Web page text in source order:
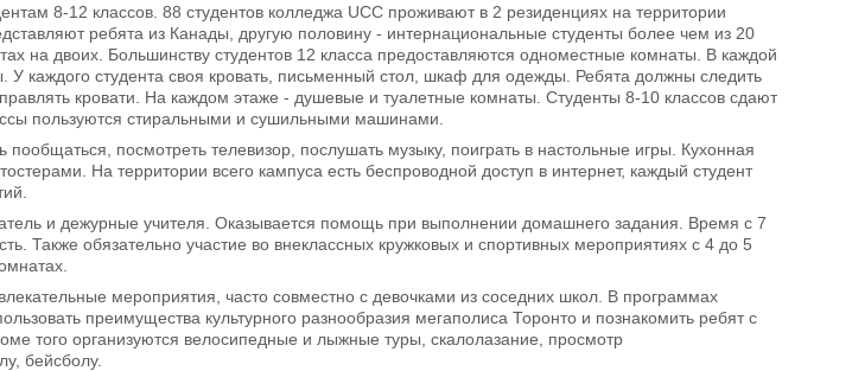
8-12 классов. 88 студентов колледжа UCC проживают в 2 резиденциях на территории
ребята из Канады, другую половину - интернациональные студенты более чем из 20
на двоих. Большинству студентов 12 класса предоставляются одноместные комнаты. В каждой
У каждого студента своя кровать, письменный стол, шкаф для одежды. Ребята должны следить
кровати. На каждом этаже - душевые и туалетные комнаты. Студенты 8-10 классов сдают
пользуются стиральными и сушильными машинами.
посмотреть телевизор, послушать музыку, поиграть в настольные игры. Кухонная
На территории всего кампуса есть беспроводной доступ в интернет, каждый студент
и дежурные учителя. Оказывается помощь при выполнении домашнего задания. Время с 7
Также обязательно участие во внеклассных кружковых и спортивных мероприятиях с 4 до 5
мероприятия, часто совместно с девочками из соседних школ. В программах
преимущества культурного разнообразия мегаполиса Торонто и познакомить ребят с
того организуются велосипедные и лыжные туры, скалолазание, просмотр
бейсболу.